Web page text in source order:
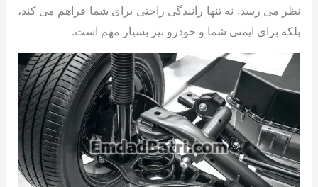
نظر می رسد. نه تنها رانندگی راحتی برای شما فراهم می کند،
بلکه برای ایمنی شما و خودرو نیز بسیار مهم است.